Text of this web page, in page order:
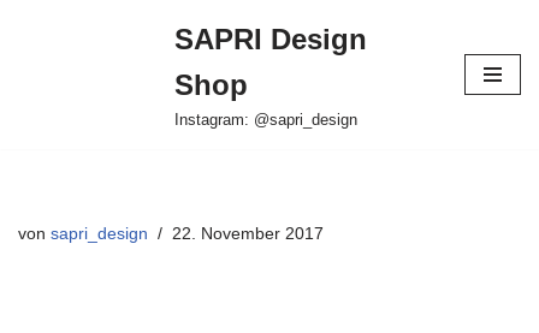
SAPRI Design
Shop
Instagram: @sapri_design
von sapri_design 22. November 2017